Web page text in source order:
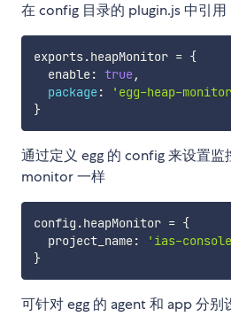
在 config 目录的 plugin.js 中引用
exports.heapMonitor = {
  enable
: true,
package:
'egg-heap-
}
通过定义 egg 的 config 来设置监
monitor 一样
config .heapMonitor = {
  project_name
:
'ias-
}
可针对 egg 的 agent 和 app 分别